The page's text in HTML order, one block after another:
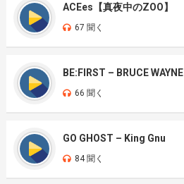
ACEes【真夜中のZOO】
67 聞く
BE:FIRST – BRUCE WAYNE
66 聞く
GO GHOST – King Gnu
84 聞く